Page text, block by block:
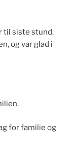
til siste stund.
og var glad i
for familie og